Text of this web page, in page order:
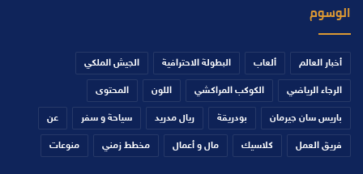
الوسوم
أخبار العالم ألعاب البطولة الاحترافية الجيش الملكي
الرجاء الرياضي الكوكب المراكشي اللون المحتوى
باريس سان جيرمان بودريقة ريال مدريد سياحة و سفر عن
فريق العمل كلاسيك مال و أعمال مخطط زمني منوعات